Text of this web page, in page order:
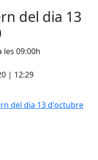
del dia 13
les 09:00h
| 12:29
del dia 13 d'octubre